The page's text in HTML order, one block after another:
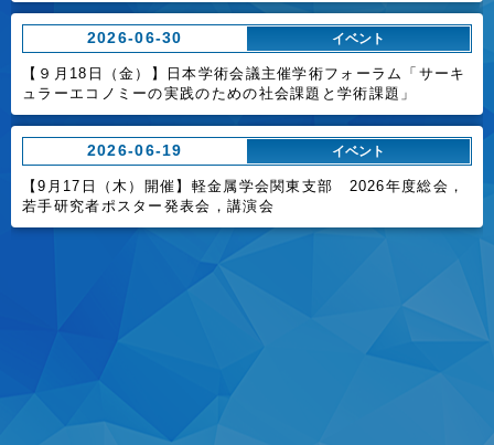
2026-06-30 イベント
【９月18日（金）】日本学術会議主催学術フォーラム「サーキ
ュラーエコノミーの実践のための社会課題と学術課題」
2026-06-19 イベント
【9月17日（木）開催】軽金属学会関東支部 2026年度総会，
若手研究者ポスター発表会，講演会